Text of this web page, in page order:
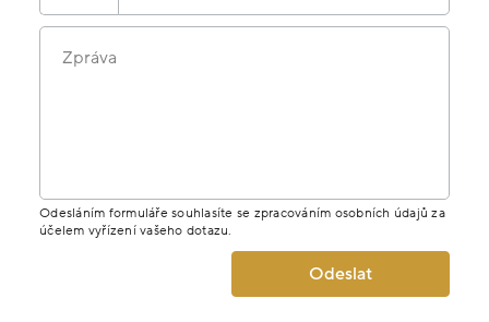
Zpráva
Odesláním formuláře souhlasíte se zpracováním osobních údajů za
účelem vyřízení vašeho dotazu.
Odeslat